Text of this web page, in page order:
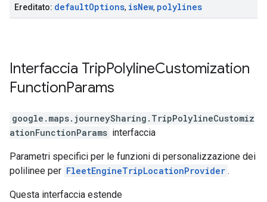
Ereditato: defaultOptions, isNew, polylines
Interfaccia TripPolylineCustomization
FunctionParams
google.maps.journeySharing . TripPolylineCustomiz
ationFunctionParams interfaccia
Parametri specifici per le funzioni di personalizzazione dei
polilinee per FleetEngineTripLocationProvider .
Questa interfaccia estende